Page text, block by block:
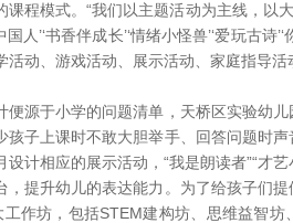
程模式。“我们以主题活动为主线，以大
国人’‘书香伴成长’‘情绪小怪兽’‘爱玩古诗
活动、游戏活动、展示活动、家庭指导活
源于小学的问题清单，天桥区实验幼儿
孩子上课时不敢大胆举手、回答问题时
计相应的展示活动，“我是朗读者”“才
，提升幼儿的表达能力。为了给孩子们
作坊，包括STEM建构坊、思维益智